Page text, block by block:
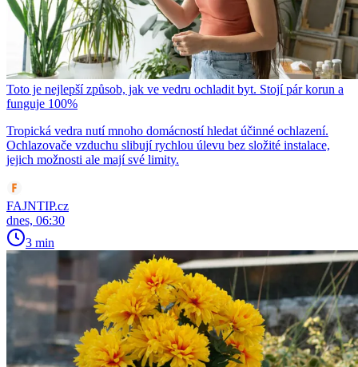
Toto je nejlepší způsob, jak ve vedru ochladit byt. Stojí pár korun a
funguje 100%
Tropická vedra nutí mnoho domácností hledat účinné ochlazení.
Ochlazovače vzduchu slibují rychlou úlevu bez složité instalace,
jejich možnosti ale mají své limity.
FAJNTIP.cz
dnes, 06:30
3 min